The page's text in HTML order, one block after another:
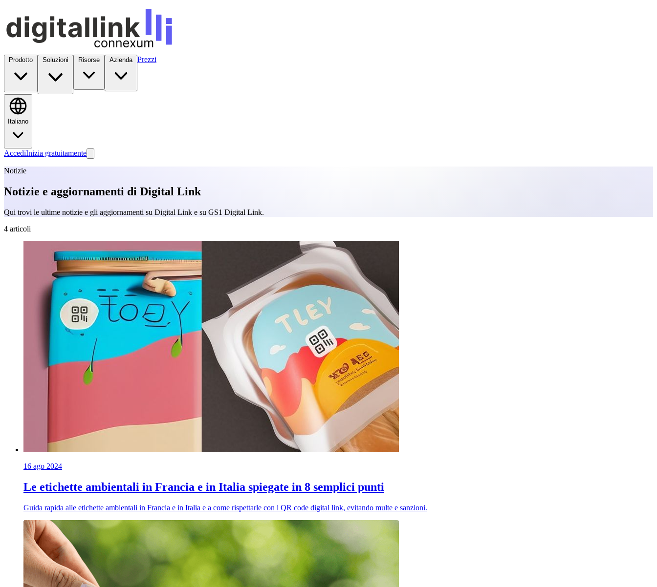
Azienda Prezzi
Italiano
AccediInizia gratuitamente
Notizie
Notizie e aggiornamenti di Digital Link
Qui trovi le ultime notizie e gli aggiornamenti su Digital Link e su GS1 Digital Link.
4 articoli
16 ago 2024
Le etichette ambientali in Francia e in Italia spiegate in 8 semplici punti
Guida rapida alle etichette ambientali in Francia e in Italia e a come rispettarle con i QR code digital link, evitando multe e sanzioni.